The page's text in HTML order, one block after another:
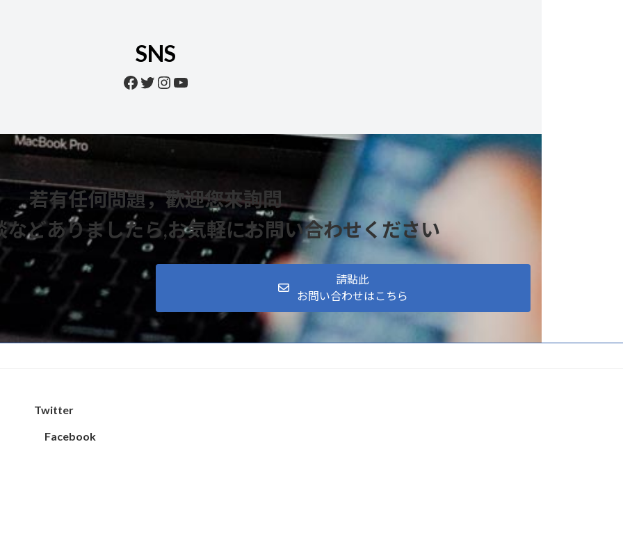
SNS
Facebook
Twitter
Instagram
YouTube
若有任何問題，歡迎您來詢問
などありましたら,お気軽にお問い合わせください
請點此
お問い合わせはこちら
Twitter
Facebook